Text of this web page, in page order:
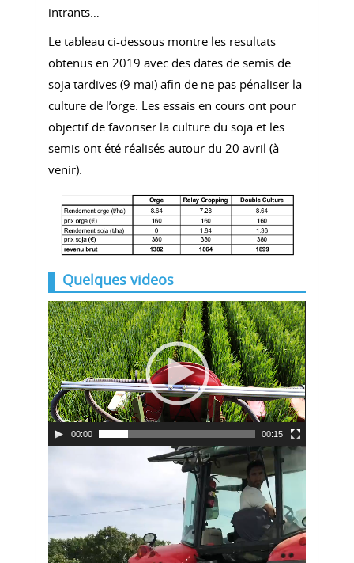
intrants…
Le tableau ci-dessous montre les resultats
obtenus en 2019 avec des dates de semis de
soja tardives (9 mai) afin de ne pas pénaliser la
culture de l’orge. Les essais en cours ont pour
objectif de favoriser la culture du soja et les
semis ont été réalisés autour du 20 avril (à
venir).
Quelques videos
00:00 00:15